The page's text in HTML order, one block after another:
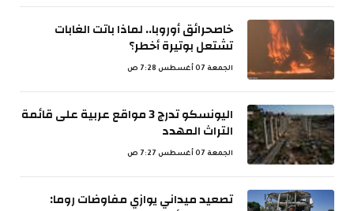
خاصحرائق أوروبا.. لماذا باتت الغابات
تشتعل بوتيرة أخطر؟
الجمعة 07 أغسطس 7:28 ص
اليونسكو تدرج 3 مواقع عربية على قائمة
التراث المهدد
الجمعة 07 أغسطس 7:27 ص
تصعيد ميداني يوازي مفاوضات روما: